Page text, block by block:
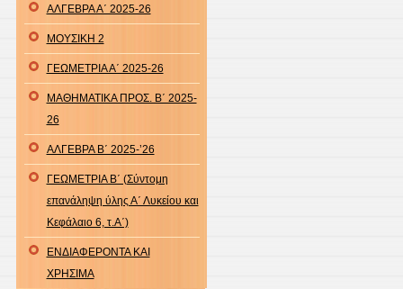
ΑΛΓΕΒΡΑ Α΄ 2025-26
ΜΟΥΣΙΚΗ 2
ΓΕΩΜΕΤΡΙΑ Α΄ 2025-26
ΜΑΘΗΜΑΤΙΚΑ ΠΡΟΣ. Β΄ 2025-
26
ΑΛΓΕΒΡΑ Β΄ 2025-’26
ΓΕΩΜΕΤΡΙΑ Β΄ (Σύντομη
επανάληψη ύλης Α΄ Λυκείου και
Κεφάλαιο 6, τ.Α΄)
ΕΝΔΙΑΦΕΡΟΝΤΑ ΚΑΙ
ΧΡΗΣΙΜΑ